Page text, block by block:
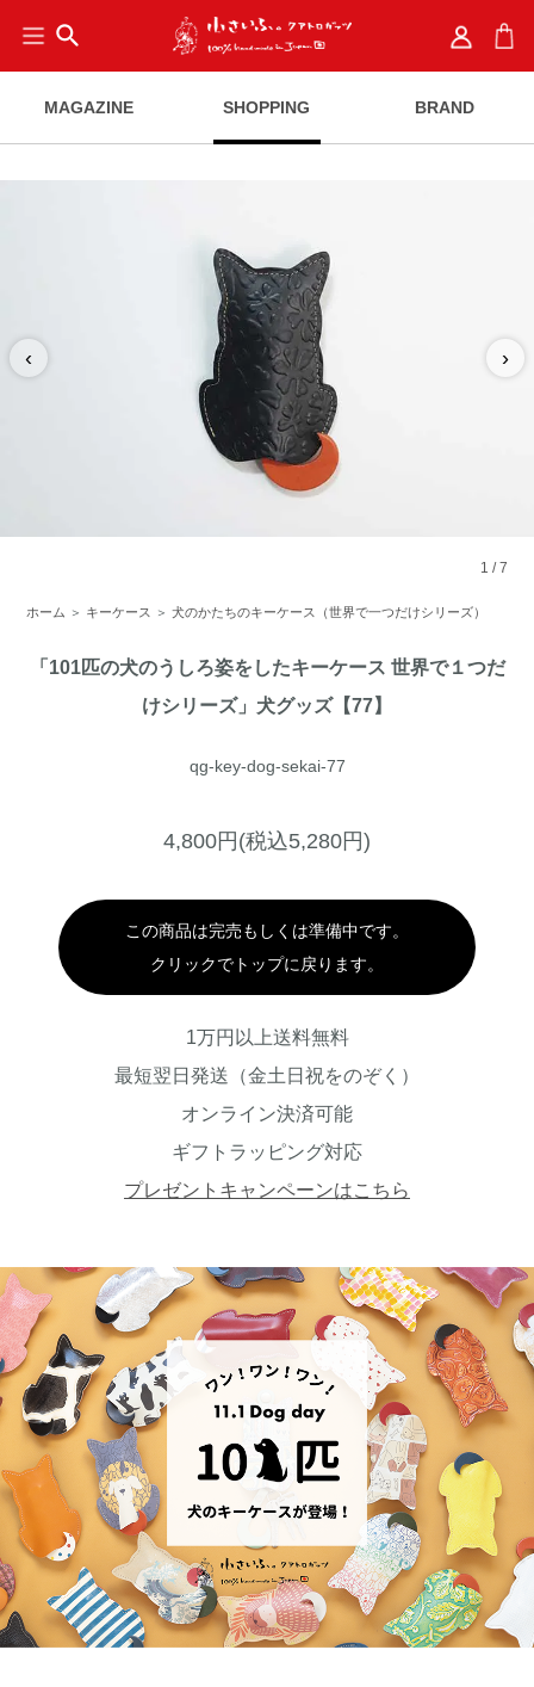
search
MAGAZINE SHOPPING BRAND
‹ ›
1 /7
ホーム ＞ キーケース ＞犬のかたちのキーケース（世界で一つだけシリーズ）
「101匹の犬のうしろ姿をしたキーケース 世界で１つだ
けシリーズ」犬グッズ【77】
qg-key-dog-sekai-77
4,800円(税込5,280円)
この商品は完売もしくは準備中です。
クリックでトップに戻ります。
1万円以上送料無料
最短翌日発送（金土日祝をのぞく）
オンライン決済可能
ギフトラッピング対応
プレゼントキャンペーンはこちら